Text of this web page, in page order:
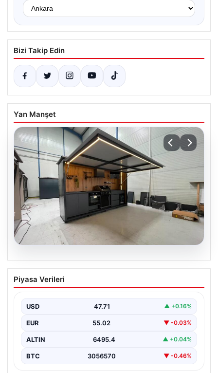
Bizi Takip Edin
Yan Manşet
Açık Hava Yaşam alanlarında Estetik ve
bahçe mutfağı Çözümleri
en popüler alanlarından parçası haline gelmiştir.
Bahçeyle…
Piyasa Verileri
USD 47.71 ▲ +0.16%
EUR 55.02 ▼ -0.03%
ALTIN 6495.4 ▲ +0.04%
BTC 3056570 ▼ -0.46%